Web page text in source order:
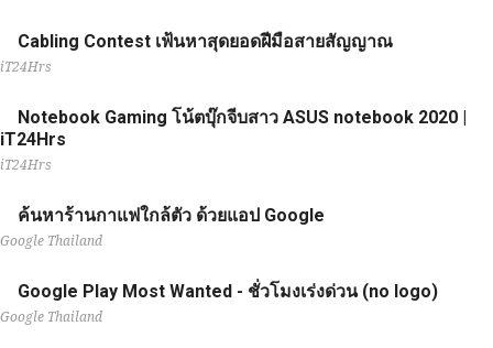
Cabling Contest เฟ้นหาสุดยอดฝีมือสายสัญญาณ
iT24Hrs
Notebook Gaming โน้ตบุ๊กจีบสาว ASUS notebook 2020 |
iT24Hrs
iT24Hrs
ค้นหาร้านกาแฟใกล้ตัว ด้วยแอป Google
Google Thailand
Google Play Most Wanted - ชั่วโมงเร่งด่วน (no logo)
Google Thailand